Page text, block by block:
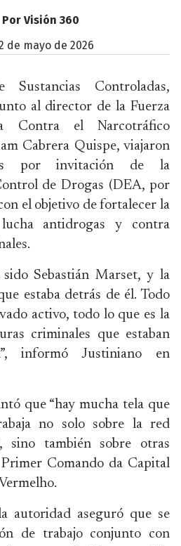
Por Visión 360
de mayo de 2026
Controladas,
al director de la Fuerza
Contra el Narcotráfico
Cabrera Quispe, viajaron
por invitación de la
de Drogas (DEA, por
el objetivo de fortalecer la
antidrogas y contra
Sebastián Marset, y la
estaba detrás de él. Todo
activo, todo lo que es la
criminales que estaban
informó Justiniano en
que “hay mucha tela que
no solo sobre la red
sino también sobre otras
Comando da Capital
autoridad aseguró que se
de trabajo conjunto con